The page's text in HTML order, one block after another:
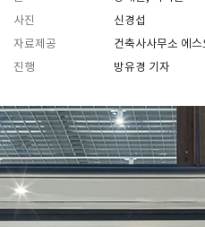
Twitter 로그인
Naver 로그
사진
신경섭
자료제공
건축사사무소 에스
진행
방유경 기자